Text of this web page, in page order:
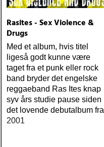
Rasites - Sex Violence &
Drugs
Med et album, hvis titel
ligeså godt kunne være
taget fra et punk eller rock
band bryder det engelske
reggaeband Ras Ites knap
syv års studie pause siden
det lovende debutalbum fra
2001